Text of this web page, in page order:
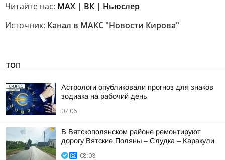
Читайте нас: MAX | ВК | Ньюслер
Источник: Канал в МАКС "Новости Кирова"
ТОП
Астрологи опубликовали прогноз для знаков
зодиака на рабочий день
07:06
В Вятскополянском районе ремонтируют
дорогу Вятские Поляны – Слудка – Каракули
08:03